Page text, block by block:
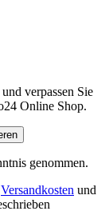
verpassen Sie
Online Shop.
genommen.
Versandkosten und